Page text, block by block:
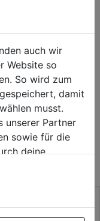
auch wir
Website so
So wird zum
damit
musst.
unserer Partner
sowie für die
deine
stimmst du
"Details